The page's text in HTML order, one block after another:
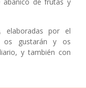
elaboradas por el
os gustarán y os
y también con